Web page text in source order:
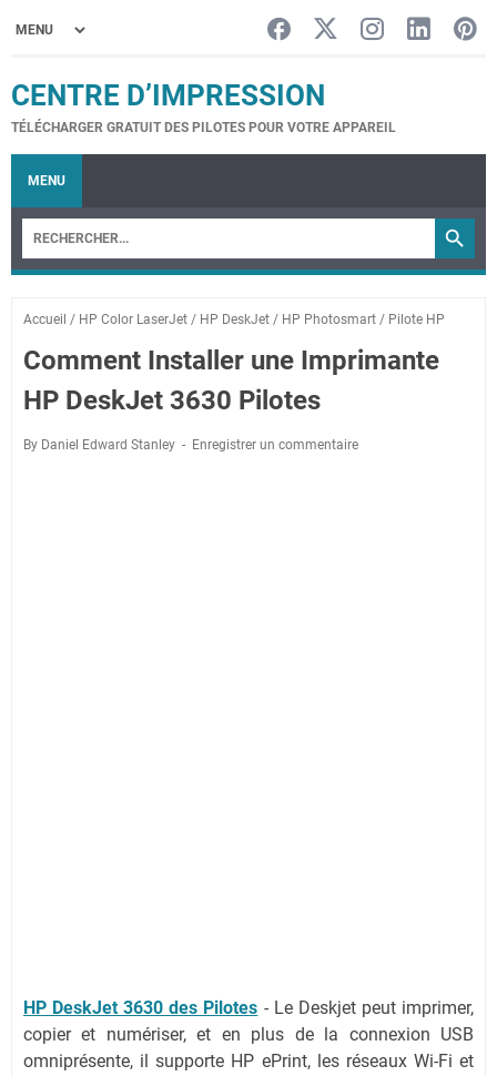
CENTRE D’IMPRESSION
TÉLÉCHARGER GRATUIT DES PILOTES POUR VOTRE APPAREIL
MENU
Accueil / HP Color LaserJet / HP DeskJet / HP Photosmart / Pilote HP
Comment Installer une Imprimante
HP DeskJet 3630 Pilotes
By Daniel Edward Stanley Enregistrer un commentaire
HP DeskJet 3630 des Pilotes - Le Deskjet peut imprimer,
copier et numériser, et en plus de la connexion USB
omniprésente, il supporte HP ePrint, les réseaux Wi-Fi et